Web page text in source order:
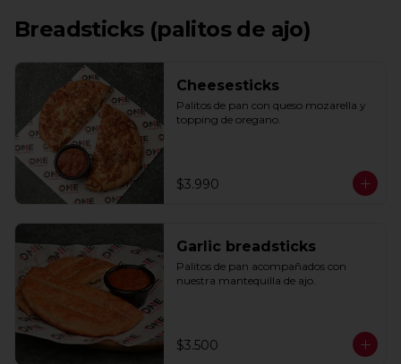
Breadsticks (palitos de ajo)
Cheesesticks
Palitos de pan con queso mozarella y
topping de oregano.
$3.990
Garlic breadsticks
Palitos de pan acompañados con
nuestra mantequilla de ajo.
$3.500